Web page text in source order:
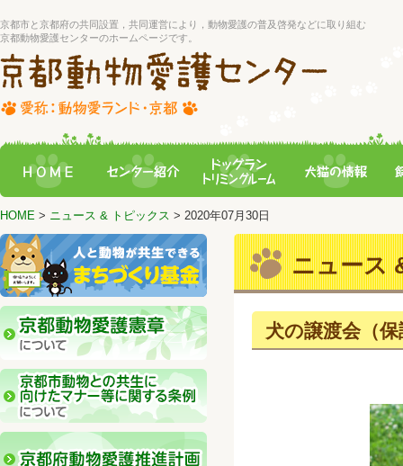
京都市と京都府の共同設置，共同運営により，動物愛護の普及啓発などに取り組む
京都動物愛護センターのホームページです。
HOME > ニュース & トピックス > 2020年07月30日
ニュース
犬の譲渡会（